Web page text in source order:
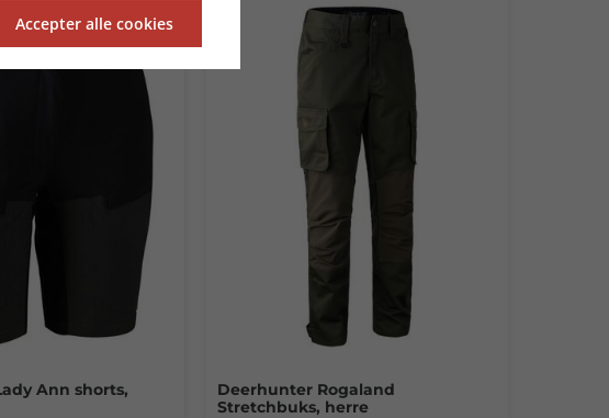
Ann shorts,
Deerhunter Rogaland
Stretchbuks, herre
Accepter alle cookies